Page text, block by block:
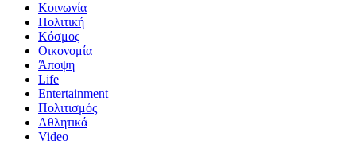
Κοινωνία
Πολιτική
Κόσμος
Οικονομία
Άποψη
Life
Entertainment
Πολιτισμός
Αθλητικά
Video